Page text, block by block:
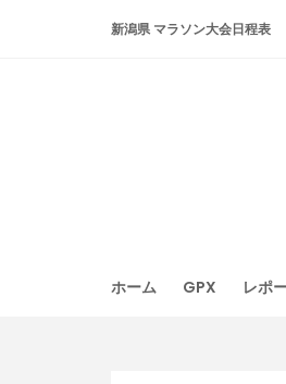
新潟県 マラソン大会日程表
ホーム GPX レポ